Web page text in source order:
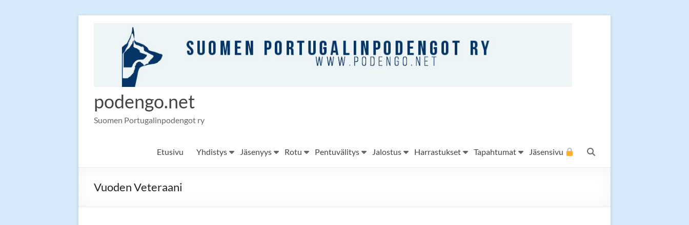
podengo.net
Suomen Portugalinpodengot ry
Etusivu Yhdistys Jäsenyys Rotu Pentuvälitys Jalostus Harrastukset Tapahtumat Jäsensivu
Vuoden Veteraani